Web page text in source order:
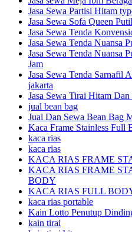
Jasa Sewa Partisi Hitam
Jasa Sewa Sofa Queen
Jasa Sewa Tenda
Jasa Sewa Tenda Nuansa
Jasa Sewa Tenda Nuansa
Jam
Jasa Sewa Tenda Sarnafil
jakarta
Jasa Sewa Tirai Hitam
jual bean bag
Jual Dan Sewa Bean Bag
Kaca Frame Stainless Full
kaca rias
kaca rias
KACA RIAS FRAME
KACA RIAS FRAME
BODY
KACA RIAS FULL
kaca rias portable
Kain Lotto Penutup
kain tirai